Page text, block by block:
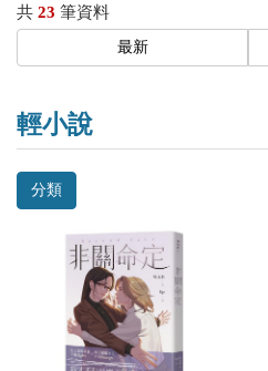
共 23 筆資料
最新
輕小說
分類